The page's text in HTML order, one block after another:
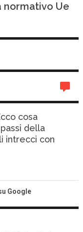
normativo Ue
cosa
della
intrecci con
Google